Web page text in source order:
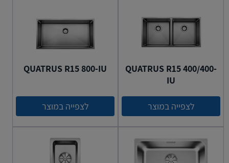
QUATRUS R15 400/400-
IU
לצפייה במוצר
QUATRUS R15 800-IU
לצפייה במוצר